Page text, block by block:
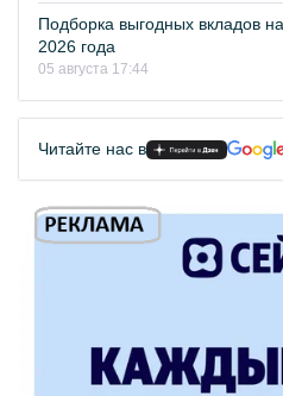
Подборка выгодных вкладов
2026 года
05 августа 17:44
Читайте нас в